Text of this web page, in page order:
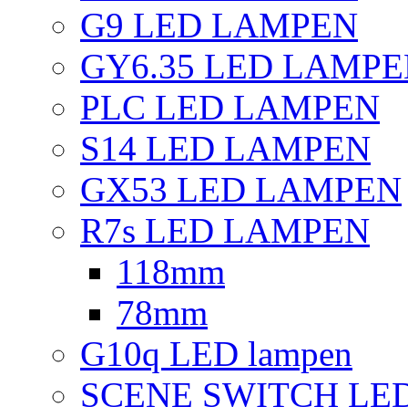
G9 LED LAMPEN
GY6.35 LED
PLC LED LAMPEN
S14 LED LAMPEN
GX53 LED LAMPEN
R7s LED LAMPEN
118mm
78mm
G10q LED lampen
SCENE SWITCH